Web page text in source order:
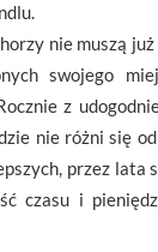
nie muszą
swojego
z
nie różni się
przez lata
czasu i